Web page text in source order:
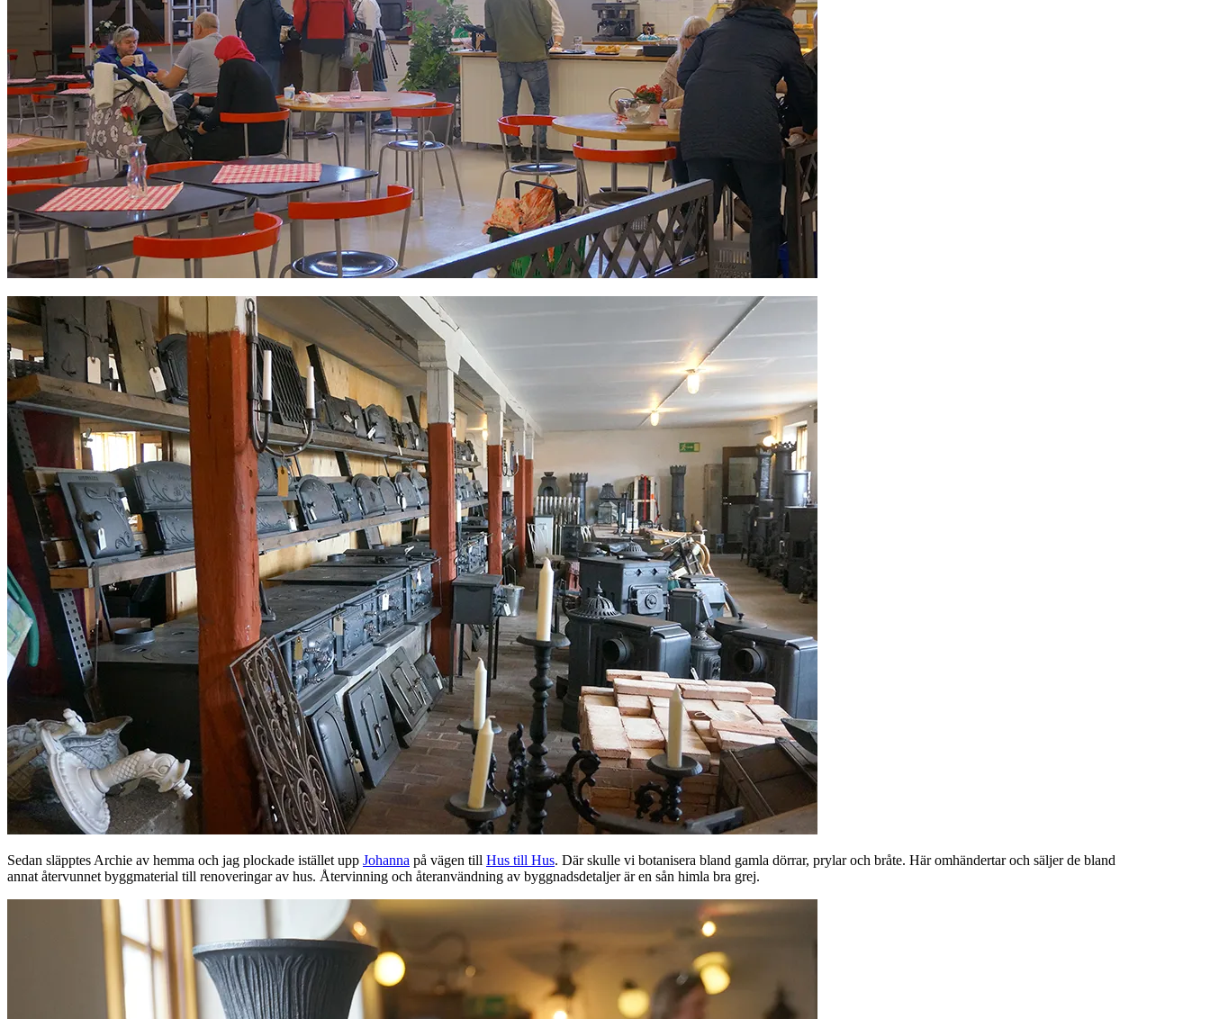
Sedan släpptes Archie av hemma och jag plockade istället upp Johanna på vägen till Hus till Hus. Där skulle vi botanisera bland gamla dörrar, prylar och bråte. Här omhändertar och säljer de bland
annat återvunnet byggmaterial till renoveringar av hus. Återvinning och återanvändning av byggnadsdetaljer är en sån himla bra grej.